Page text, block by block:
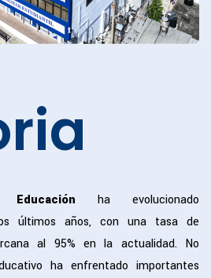
ha evolucionado
últimos años, con una tasa de
al 95% en la actualidad. No
ha enfrentado importantes